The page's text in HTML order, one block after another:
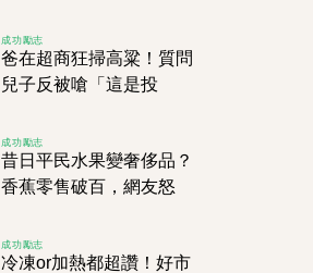
不了！
成功勵志
爸在超商狂掃高粱！質問
兒子反被嗆「這是投
高達10倍
成功勵志
昔日平民水果變奢侈品？
香蕉零售破百，網友怒
成功勵志
冷凍or加熱都超讚！好市